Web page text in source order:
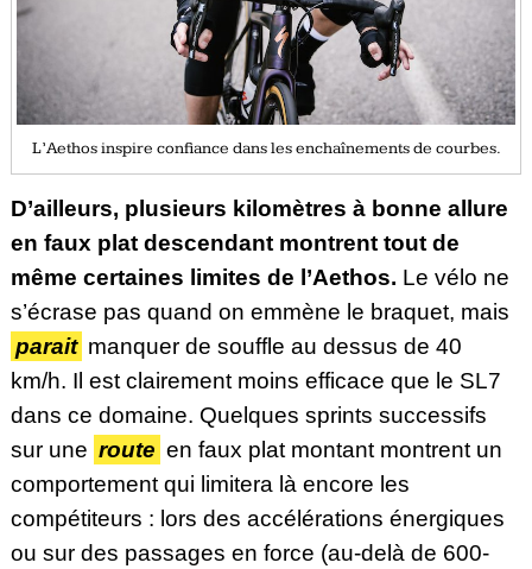
L’Aethos inspire confiance dans les enchaînements de courbes.
D’ailleurs, plusieurs kilomètres à bonne allure
en faux plat descendant montrent tout de
même certaines limites de l’Aethos. Le vélo ne
s’écrase pas quand on emmène le braquet, mais
parait manquer de souffle au dessus de 40
km/h. Il est clairement moins efficace que le SL7
dans ce domaine. Quelques sprints successifs
sur une route en faux plat montant montrent un
comportement qui limitera là encore les
compétiteurs : lors des accélérations énergiques
ou sur des passages en force (au-delà de 600-